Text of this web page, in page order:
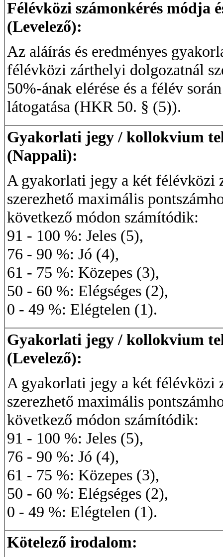
Félévközi számonkérés módja
(Levelező):
Az aláírás és eredményes
félévközi zárthelyi dolgozatnál
50%-ának elérése és a félév
látogatása (HKR 50. § (5)).
Gyakorlati jegy / kollokvium
(Nappali):
A gyakorlati jegy a két félévközi
szerezhető maximális
következő módon számítódik:
91 - 100 %: Jeles (5),
76 - 90 %: Jó (4),
61 - 75 %: Közepes (3),
50 - 60 %: Elégséges (2),
0 - 49 %: Elégtelen (1).
Gyakorlati jegy / kollokvium
(Levelező):
A gyakorlati jegy a két félévközi
szerezhető maximális
következő módon számítódik:
91 - 100 %: Jeles (5),
76 - 90 %: Jó (4),
61 - 75 %: Közepes (3),
50 - 60 %: Elégséges (2),
0 - 49 %: Elégtelen (1).
Kötelező irodalom: